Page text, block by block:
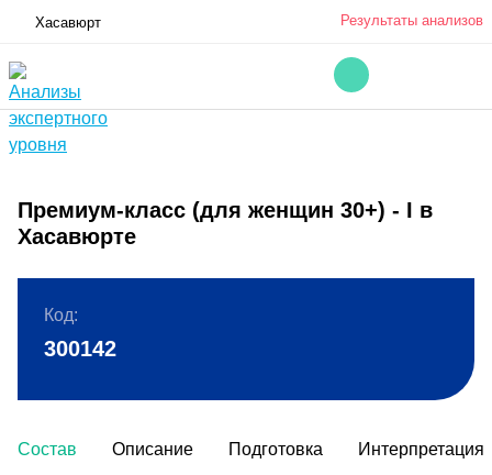
Хасавюрт Результаты анализов
Премиум-класс (для женщин 30+) - I в
Хасавюрте
Состав Описание Подготовка Интерпретация
Код:
300142